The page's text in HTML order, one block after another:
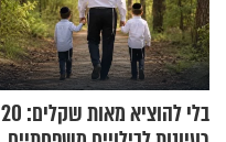
בלי להוציא מאות שקלים: 20